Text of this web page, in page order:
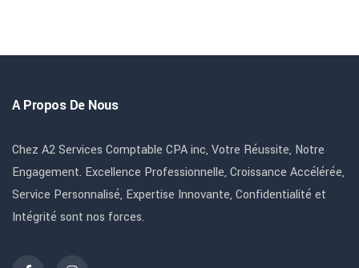
A Propos De Nous
Chez A2 Services Comptable CPA inc, Votre Réussite, Notre
Engagement. Excellence Professionnelle, Croissance Accélérée,
Service Personnalisé, Expertise Innovante, Confidentialité et
Intégrité sont nos forces.